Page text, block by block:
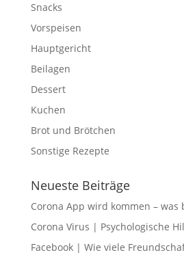
Snacks
Vorspeisen
Hauptgericht
Beilagen
Dessert
Kuchen
Brot und Brötchen
Sonstige Rezepte
Neueste Beiträge
Corona App wird kommen – was
Corona Virus | Psychologische
Facebook | Wie viele